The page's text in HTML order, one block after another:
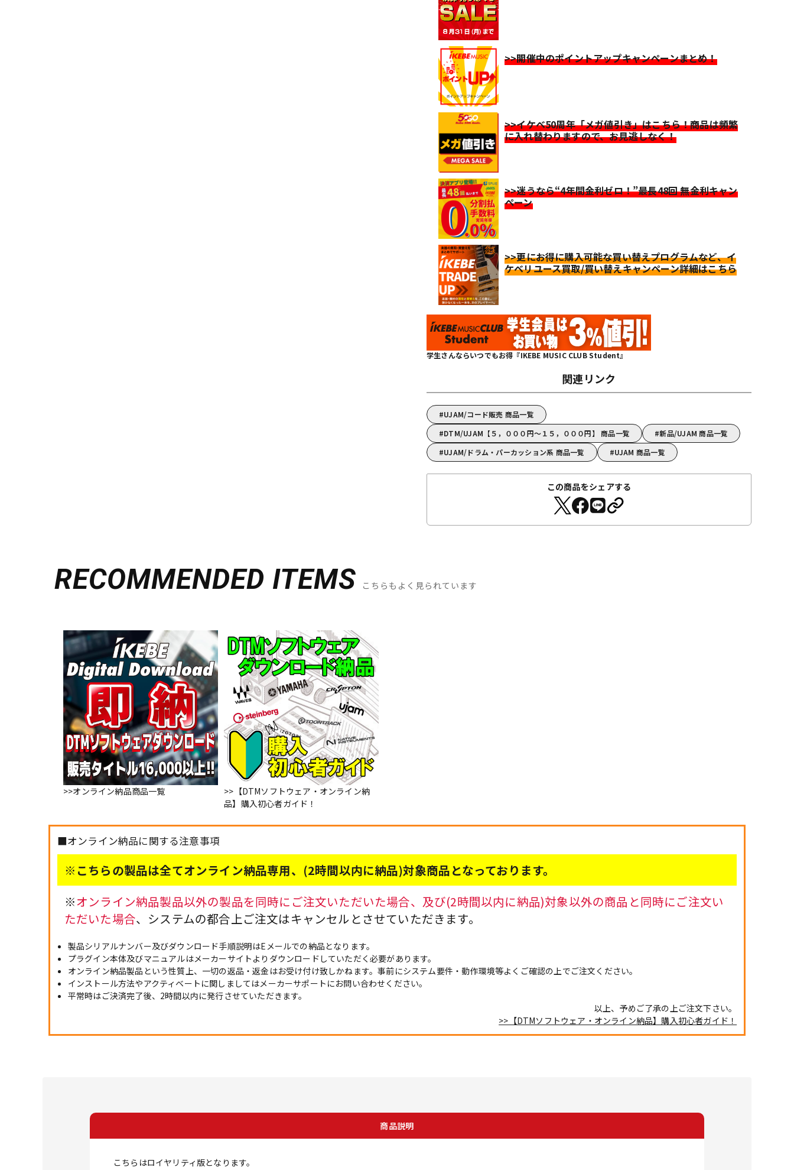
>>開催中のポイントアップキャンペーンまとめ！
>>イケベ50周年「メガ値引き」はこちら！商品は頻繁
に入れ替わりますので、お見逃しなく！
>>迷うなら“4年間金利ゼロ！”最長48回 無金利キャン
ペーン
>>更にお得に購入可能な買い替えプログラムなど、イ
ケベリユース買取/買い替えキャンペーン詳細はこちら
学生さんならいつでもお得『IKEBE MUSIC CLUB Student』
関連リンク
UJAM/コード販売 商品一覧
DTM/UJAM【５，０００円～１５，０００円】 商品一覧
新品/UJAM 商品一覧
UJAM/ドラム・パーカッション系 商品一覧
UJAM 商品一覧
この商品をシェアする
RECOMMENDED ITEMS こちらもよく見られています
>>オンライン納品商品一覧
>>【DTMソフトウェア・オンライン納
品】購入初心者ガイド！
■オンライン納品に関する注意事項
※こちらの製品は全てオンライン納品専用、(2時間以内に納品)対象商品となっております。
※オンライン納品製品以外の製品を同時にご注文いただいた場合、及び(2時間以内に納品)対象以外の商品と同時にご注文い
ただいた場合、システムの都合上ご注文はキャンセルとさせていただきます。
製品シリアルナンバー及びダウンロード手順説明はEメールでの納品となります。
プラグイン本体及びマニュアルはメーカーサイトよりダウンロードしていただく必要があります。
オンライン納品製品という性質上、一切の返品・返金はお受け付け致しかねます。事前にシステム要件・動作環境等よくご確認の上でご注文ください。
インストール方法やアクティベートに関しましてはメーカーサポートにお問い合わせください。
平常時はご決済完了後、2時間以内に発行させていただきます。
以上、予めご了承の上ご注文下さい。
>>【DTMソフトウェア・オンライン納品】購入初心者ガイド！
商品説明
こちらはロイヤリティ版となります。